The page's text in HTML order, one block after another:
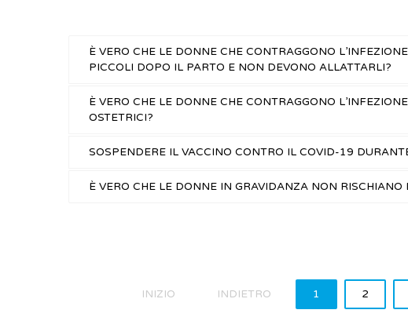
È VERO CHE LE DONNE CHE CONTRAGGONO
PICCOLI DOPO IL PARTO E NON DEVONO ALLATTARLI?
È VERO CHE LE DONNE CHE CONTRAGGONO
OSTETRICI?
SOSPENDERE IL VACCINO CONTRO IL COVID-19
È VERO CHE LE DONNE IN GRAVIDANZA NON
INIZIO INDIETRO 1 2